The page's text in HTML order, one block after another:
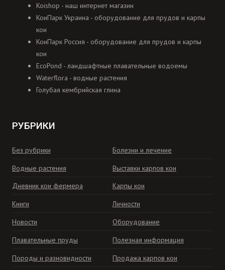
Koishop - наш интернет магазин
КоиПарк Украина - оборудование для прудов и карпы
кои
КоиПарк Россия - оборудование для прудов и карпы
кои
EcoPond - ландшафтные плавательные водоемы
Waterflora - водные растения
Голубая кембрийская глина
РУБРИКИ
Без рубрики
Болезни и лечение
Водные растения
Выставки карпов кои
Дневник кои фермера
Карпы кои
Книги
Личности
Новости
Оборудование
Плавательные пруды
Полезная информация
Породы и разновидности
Продажа карпов кои